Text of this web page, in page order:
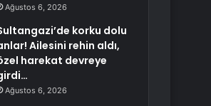
Ağustos 6, 2026
korku dolu
Ailesini rehin aldı,
harekat devreye
Ağustos 6, 2026